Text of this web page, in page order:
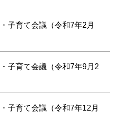
子育て会議（令和7年2月
子育て会議（令和7年9月2
子育て会議（令和7年12月